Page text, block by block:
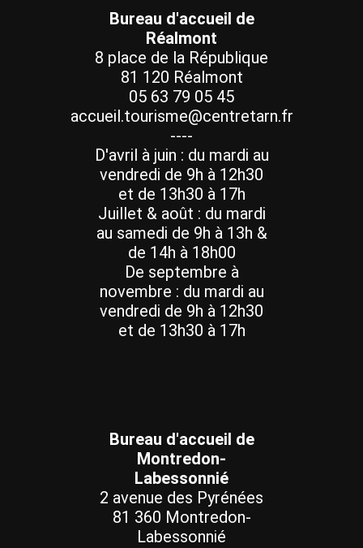
Bureau d'accueil de
Réalmont
8 place de la République
81 120 Réalmont
05 63 79 05 45
accueil.tourisme@centretarn.fr
----
D'avril à juin : du mardi au
vendredi de 9h à 12h30
et de 13h30 à 17h
Juillet & août : du mardi
au samedi de 9h à 13h &
de 14h à 18h00
De septembre à
novembre : du mardi au
vendredi de 9h à 12h30
et de 13h30 à 17h
Bureau d'accueil de
Montredon-
Labessonnié
2 avenue des Pyrénées
81 360 Montredon-
Labessonnié